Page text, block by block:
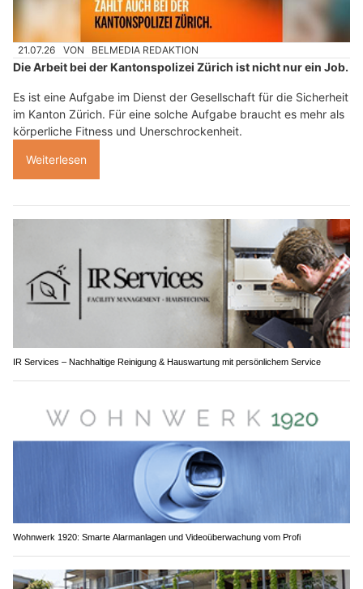
21.07.26 VON BELMEDIA REDAKTION
Die Arbeit bei der Kantonspolizei Zürich ist nicht nur ein Job.
Es ist eine Aufgabe im Dienst der Gesellschaft für die Sicherheit
im Kanton Zürich. Für eine solche Aufgabe braucht es mehr als
körperliche Fitness und Unerschrockenheit.
Weiterlesen
IR Services – Nachhaltige Reinigung & Hauswartung mit persönlichem Service
Wohnwerk 1920: Smarte Alarmanlagen und Videoüberwachung vom Profi